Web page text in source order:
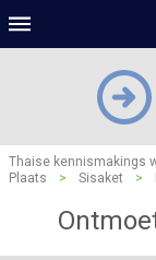
Thaise kennismakings
Plaats
> Sisaket >